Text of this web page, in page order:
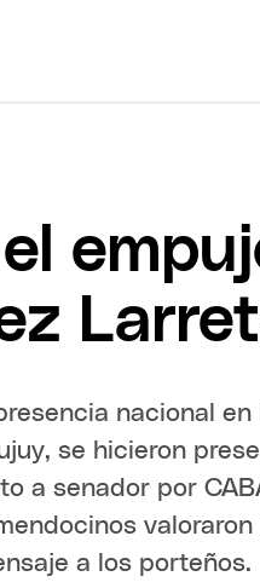
nacional
se hicieron
a senador por
a los porteños.